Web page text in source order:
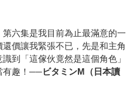
六集是我目前為止最滿意的一
價讓我緊張不已，先是和主角
到「這傢伙竟然是這個角色」
有趣！──ビタミンM（日本讀